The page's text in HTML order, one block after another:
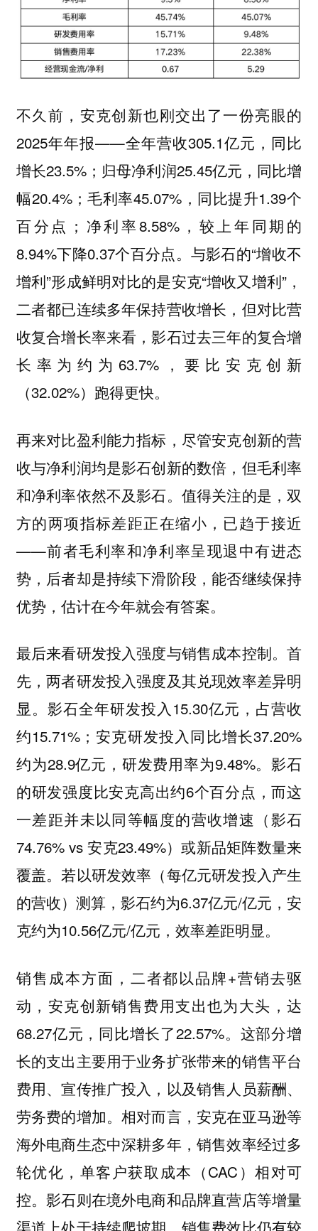
不久前，安克创新也刚交出了一份亮眼的
2025年年报——全年营收305.1亿元，同比
增长23.5%；归母净利润25.45亿元，同比增
幅20.4%；毛利率45.07%，同比提升1.39个
百分点；净利率8.58%，较上年同期的
8.94%下降0.37个百分点。与影石的“增收不
增利”形成鲜明对比的是安克“增收又增利”，
二者都已连续多年保持营收增长，但对比营
收复合增长率来看，影石过去三年的复合增
长率为约为63.7%，要比安克创新
（32.02%）跑得更快。
再来对比盈利能力指标，尽管安克创新的营
收与净利润均是影石创新的数倍，但毛利率
和净利率依然不及影石。值得关注的是，双
方的两项指标差距正在缩小，已趋于接近
——前者毛利率和净利率呈现退中有进态
势，后者却是持续下滑阶段，能否继续保持
优势，估计在今年就会有答案。
最后来看研发投入强度与销售成本控制。首
先，两者研发投入强度及其兑现效率差异明
显。影石全年研发投入15.30亿元，占营收
约15.71%；安克研发投入同比增长37.20%
约为28.9亿元，研发费用率为9.48%。影石
的研发强度比安克高出约6个百分点，而这
一差距并未以同等幅度的营收增速（影石
74.76% vs 安克23.49%）或新品矩阵数量来
覆盖。若以研发效率（每亿元研发投入产生
的营收）测算，影石约为6.37亿元/亿元，安
克约为10.56亿元/亿元，效率差距明显。
销售成本方面，二者都以品牌+营销去驱
动，安克创新销售费用支出也为大头，达
68.27亿元，同比增长了22.57%。这部分增
长的支出主要用于业务扩张带来的销售平台
费用、宣传推广投入，以及销售人员薪酬、
劳务费的增加。相对而言，安克在亚马逊等
海外电商生态中深耕多年，销售效率经过多
轮优化，单客户获取成本（CAC）相对可
控。影石则在境外电商和品牌直营店等增量
渠道上处于持续爬坡期，销售费效比仍有较